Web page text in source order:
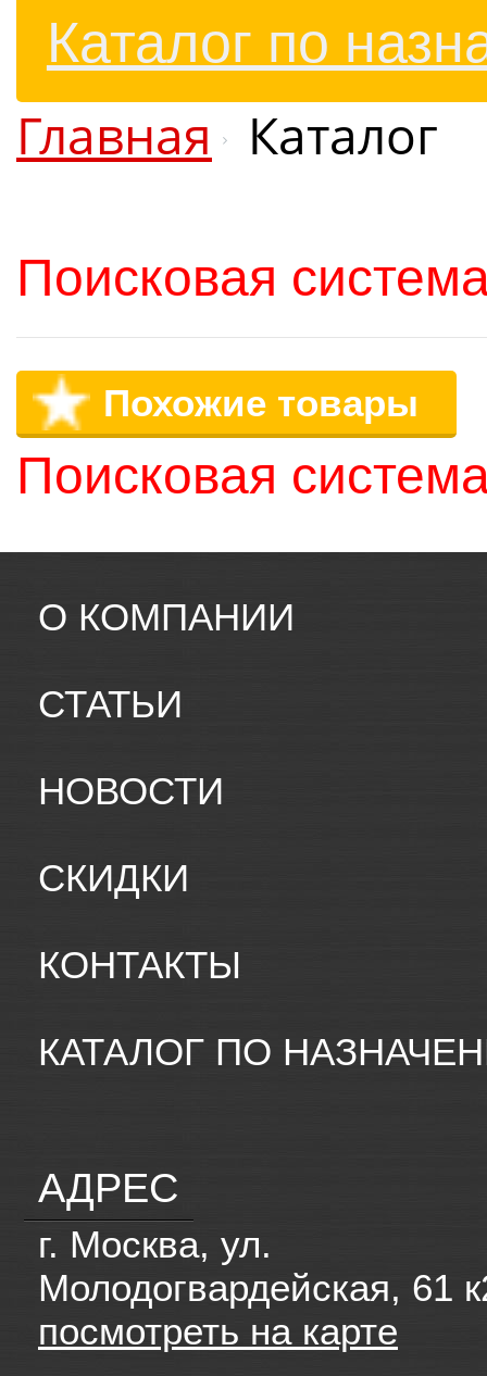
Каталог по
Главная Каталог
Поисковая
Похожие товары
Поисковая
О КОМПАНИИ
СТАТЬИ
НОВОСТИ
СКИДКИ
КОНТАКТЫ
КАТАЛОГ ПО
АДРЕС
г. Москва, ул.
Молодогвардейская, 61
посмотреть на карте